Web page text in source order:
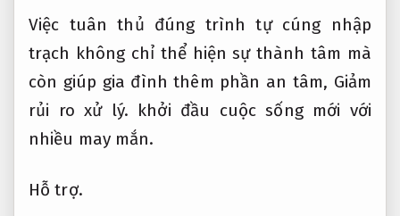
Việc tuân thủ đúng trình tự cúng nhập
trạch không chỉ thể hiện sự thành tâm mà
còn giúp gia đình thêm phần an tâm, Giảm
rủi ro xử lý. khởi đầu cuộc sống mới với
nhiều may mắn.
Hỗ trợ.